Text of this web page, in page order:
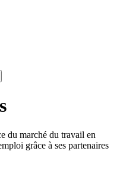
du marché du travail en
grâce à ses partenaires